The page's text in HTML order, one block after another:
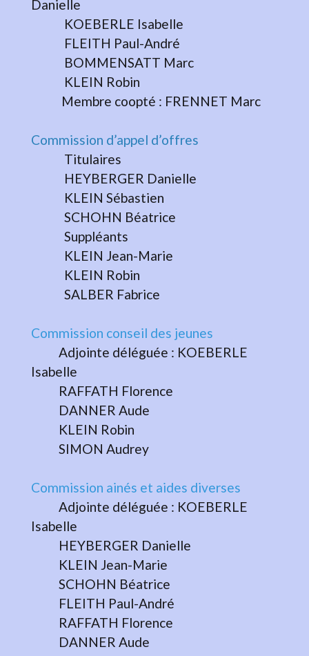
Danielle
KOEBERLE Isabelle
FLEITH Paul-André
BOMMENSATT Marc
KLEIN Robin
Membre coopté : FRENNET Marc
Commission d’appel d’offres
Titulaires
HEYBERGER Danielle
KLEIN Sébastien
SCHOHN Béatrice
Suppléants
KLEIN Jean-Marie
KLEIN Robin
SALBER Fabrice
Commission conseil des jeunes
Adjointe déléguée : KOEBERLE
Isabelle
RAFFATH Florence
DANNER Aude
KLEIN Robin
SIMON Audrey
Commission ainés et aides diverses
Adjointe déléguée : KOEBERLE
Isabelle
HEYBERGER Danielle
KLEIN Jean-Marie
SCHOHN Béatrice
FLEITH Paul-André
RAFFATH Florence
DANNER Aude